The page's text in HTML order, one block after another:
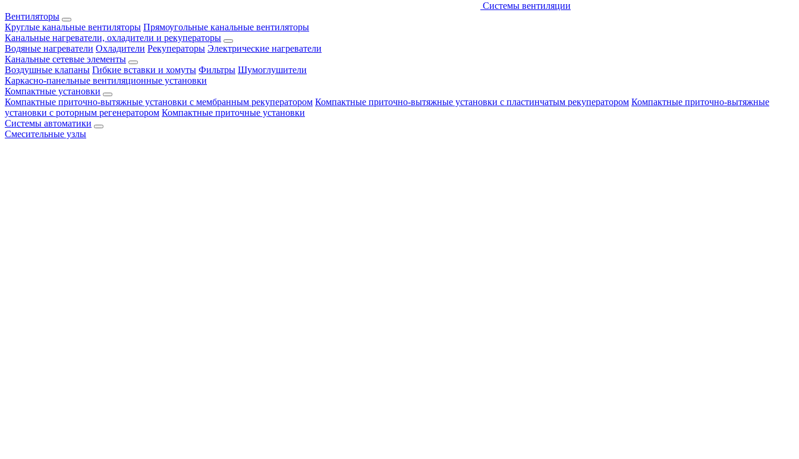
Системы вентиляции
Вентиляторы
Круглые канальные вентиляторы Прямоугольные канальные вентиляторы
Канальные нагреватели, охладители и рекуператоры
Водяные нагреватели Охладители Рекуператоры Электрические нагреватели
Канальные сетевые элементы
Воздушные клапаны Гибкие вставки и хомуты Фильтры Шумоглушители
Каркасно-панельные вентиляционные установки
Компактные установки
Компактные приточно-вытяжные установки с мембранным рекуператором Компактные приточно-вытяжные установки с пластинчатым рекуператором Компактные приточно-вытяжные
установки с роторным регенератором Компактные приточные установки
Системы автоматики
Смесительные узлы